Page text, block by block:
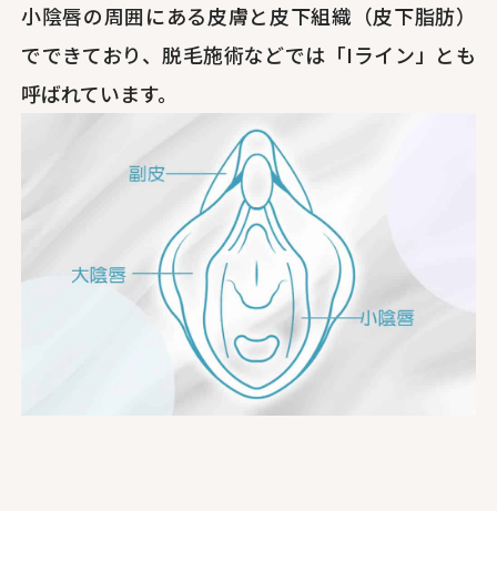
小陰唇の周囲にある皮膚と皮下組織（皮下脂肪）
でできており、脱毛施術などでは「Iライン」とも
呼ばれています。